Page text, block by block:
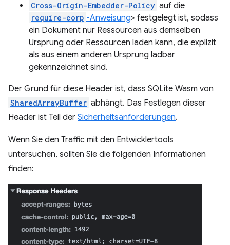
Cross-Origin-Embedder-Policy auf die
require-corp -Anweisung> festgelegt ist, sodass
ein Dokument nur Ressourcen aus demselben
Ursprung oder Ressourcen laden kann, die explizit
als aus einem anderen Ursprung ladbar
gekennzeichnet sind.
Der Grund für diese Header ist, dass SQLite Wasm von
SharedArrayBuffer abhängt. Das Festlegen dieser
Header ist Teil der Sicherheitsanforderungen.
Wenn Sie den Traffic mit den Entwicklertools
untersuchen, sollten Sie die folgenden Informationen
finden: